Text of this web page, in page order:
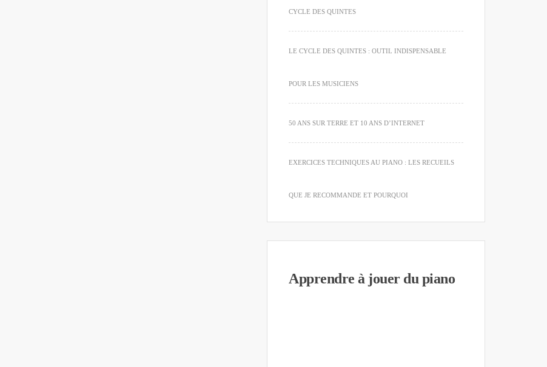
CYCLE DES QUINTES
LE CYCLE DES QUINTES : OUTIL INDISPENSABLE
POUR LES MUSICIENS
50 ANS SUR TERRE ET 10 ANS D’INTERNET
EXERCICES TECHNIQUES AU PIANO : LES RECUEILS
QUE JE RECOMMANDE ET POURQUOI
Apprendre à jouer du piano